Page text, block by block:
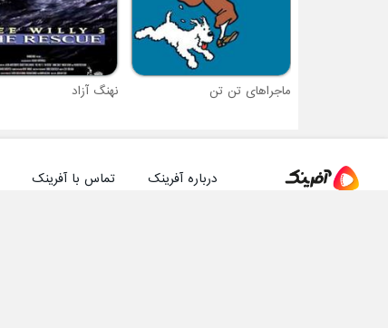
ماجراهای تن تن نهنگ آزاد
درباره آفرینک تماس با آفرینک